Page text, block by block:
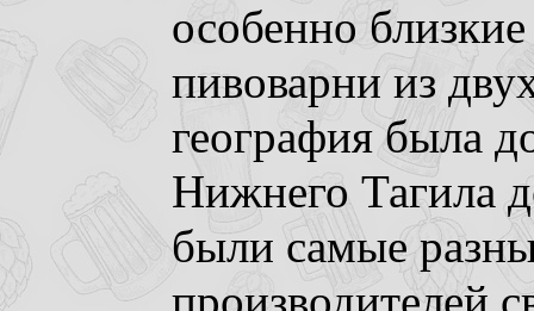
особенно
пивоварни из
география была
Нижнего Тагила
были самые